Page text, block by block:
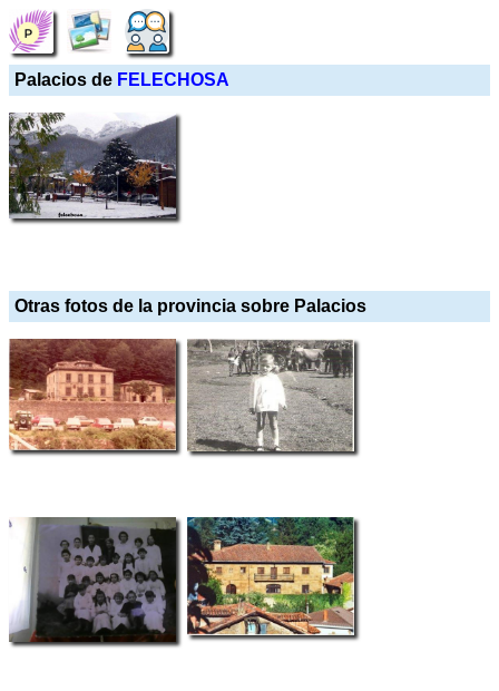
Palacios de FELECHOSA
Otras fotos de la provincia sobre Palacios